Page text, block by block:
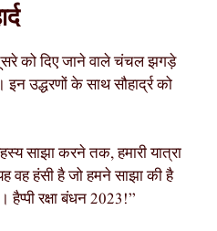
दूसरे को दिए जाने वाले चंचल झगड़े
उद्धरणों के साथ सौहार्द्र को
साझा करने तक, हमारी यात्रा
वह हंसी है जो हमने साझा की है
रक्षा बंधन 2023!”